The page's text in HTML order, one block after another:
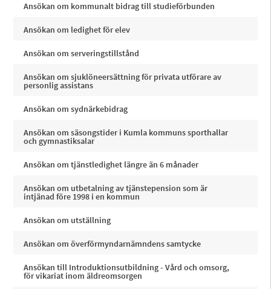
Ansökan om kommunalt bidrag till studieförbunden
Ansökan om ledighet för elev
Ansökan om serveringstillstånd
Ansökan om sjuklöneersättning för privata utförare av
personlig assistans
Ansökan om sydnärkebidrag
Ansökan om säsongstider i Kumla kommuns sporthallar
och gymnastiksalar
Ansökan om tjänstledighet längre än 6 månader
Ansökan om utbetalning av tjänstepension som är
intjänad före 1998 i en kommun
Ansökan om utställning
Ansökan om överförmyndarnämndens samtycke
Ansökan till Introduktionsutbildning - Vård och omsorg,
för vikariat inom äldreomsorgen